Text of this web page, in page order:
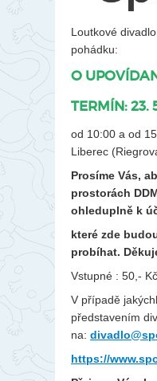
Loutkové
pohádku:
O
TERMÍN: 23.
od 10:00 a od
Liberec
Prosíme Vás,
prostorách
ohleduplně k
které zde
probíhat.
Vstupné : 50,- Kč
V případě
představením
na:
https://